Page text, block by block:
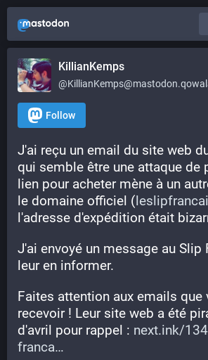
KillianKemps
Follow
J'ai reçu un email du site web
qui semble être une attaque de
lien pour acheter mène à un
le domaine officiel (
l'adresse d'expédition était
J'ai envoyé un message au Slip
leur en informer.
Faites attention aux emails que
recevoir ! Leur site web a été
d'avril pour rappel : next.ink/
franca